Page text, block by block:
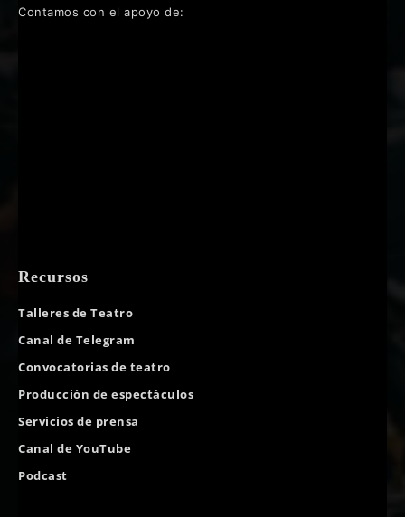
Contamos con el apoyo de:
Recursos
Talleres de Teatro
Canal de Telegram
Convocatorias de teatro
Producción de espectáculos
Servicios de prensa
Canal de YouTube
Podcast